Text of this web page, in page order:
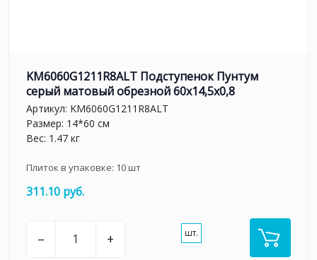
KM6060G1211R8ALT Подступенок Пунтум
серый матовый обрезной 60x14,5x0,8
Артикул: KM6060G1211R8ALT
Размер: 14*60 см
Вес: 1.47 кг
Плиток в упаковке: 10шт
311.10 руб.
– + шт.